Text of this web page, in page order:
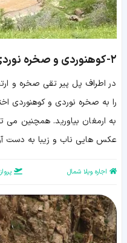
۲- کوهنوردی و صخره
در اطراف پل پیر تقی صخره و
را به صخره نوردی و کوهنوردی
به ارمغان بیاورید. همچنین
عکس هایی ناب و زیبا به دست
اجاره ویلا شمال